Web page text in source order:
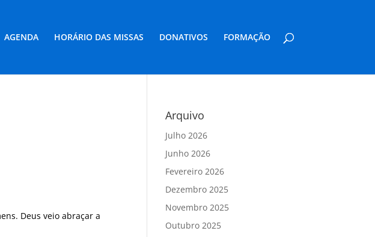
AGENDA HORÁRIO DAS MISSAS DONATIVOS FORMAÇÃO
Deus veio abraçar a
Arquivo
Julho 2026
Junho 2026
Fevereiro 2026
Dezembro 2025
Novembro 2025
Outubro 2025